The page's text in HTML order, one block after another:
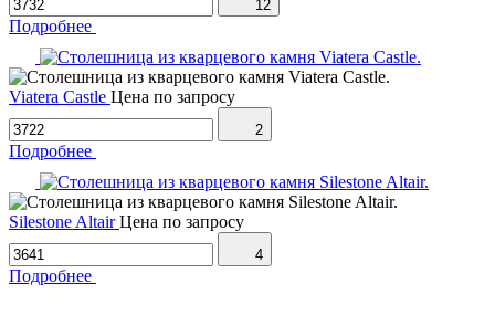
12
Подробнее
Viatera Castle Цена по запросу
2
Подробнее
Silestone AltairЦена по запросу
4
Подробнее